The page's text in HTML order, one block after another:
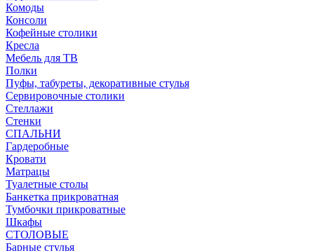
Комоды
Консоли
Кофейные столики
Кресла
Мебель для ТВ
Полки
Пуфы, табуреты, декоративные стулья
Сервировочные столики
Стеллажи
Стенки
СПАЛЬНИ
Гардеробные
Кровати
Матрацы
Туалетные столы
Банкетка прикроватная
Тумбочки прикроватные
Шкафы
СТОЛОВЫЕ
Барные стулья